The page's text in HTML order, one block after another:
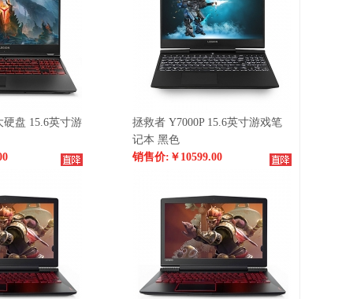
硬盘 15.6英寸游
拯救者 Y7000P 15.6英寸游戏笔
记本 黑色
销售价: ￥10599.00